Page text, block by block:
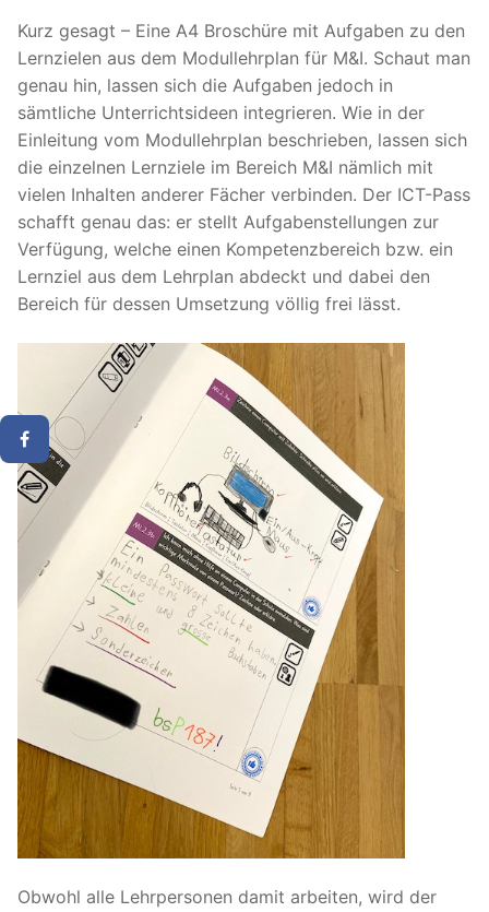
Kurz gesagt – Eine A4 Broschüre mit Aufgaben zu den
Lernzielen aus dem Modullehrplan für M&I. Schaut man
genau hin, lassen sich die Aufgaben jedoch in
sämtliche Unterrichtsideen integrieren. Wie in der
Einleitung vom Modullehrplan beschrieben, lassen sich
die einzelnen Lernziele im Bereich M&I nämlich mit
vielen Inhalten anderer Fächer verbinden. Der ICT-Pass
schafft genau das: er stellt Aufgabenstellungen zur
Verfügung, welche einen Kompetenzbereich bzw. ein
Lernziel aus dem Lehrplan abdeckt und dabei den
Bereich für dessen Umsetzung völlig frei lässt.
Obwohl alle Lehrpersonen damit arbeiten, wird der